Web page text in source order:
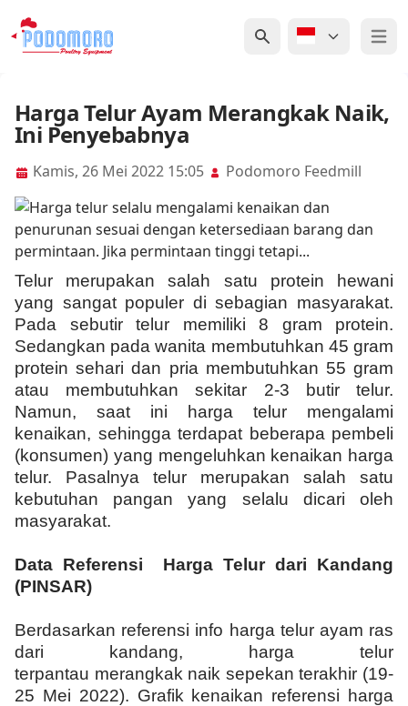
Open
Harga Telur Ayam Merangkak Naik,
Ini Penyebabnya
Kamis, 26 Mei 2022 15:05 Podomoro Feedmill
Telur merupakan salah satu protein hewani
yang sangat populer di sebagian masyarakat.
Pada sebutir telur memiliki 8 gram protein.
Sedangkan pada wanita membutuhkan 45 gram
protein sehari dan pria membutuhkan 55 gram
atau membutuhkan sekitar 2-3 butir telur.
Namun, saat ini harga telur mengalami
kenaikan, sehingga terdapat beberapa pembeli
(konsumen) yang mengeluhkan kenaikan harga
telur. Pasalnya telur merupakan salah satu
kebutuhan pangan yang selalu dicari oleh
masyarakat.
Data Referensi Harga Telur dari Kandang
(PINSAR)
Berdasarkan referensi info harga telur ayam ras
dari kandang, harga telur
terpantau merangkak naik sepekan terakhir (19-
25 Mei 2022). Grafik kenaikan referensi harga